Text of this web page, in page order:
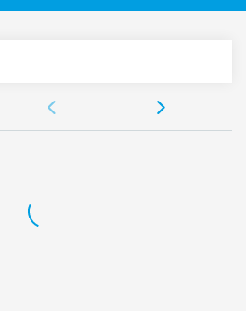
(+7…+30)°C, spia di
temperatura regolabile (+7…